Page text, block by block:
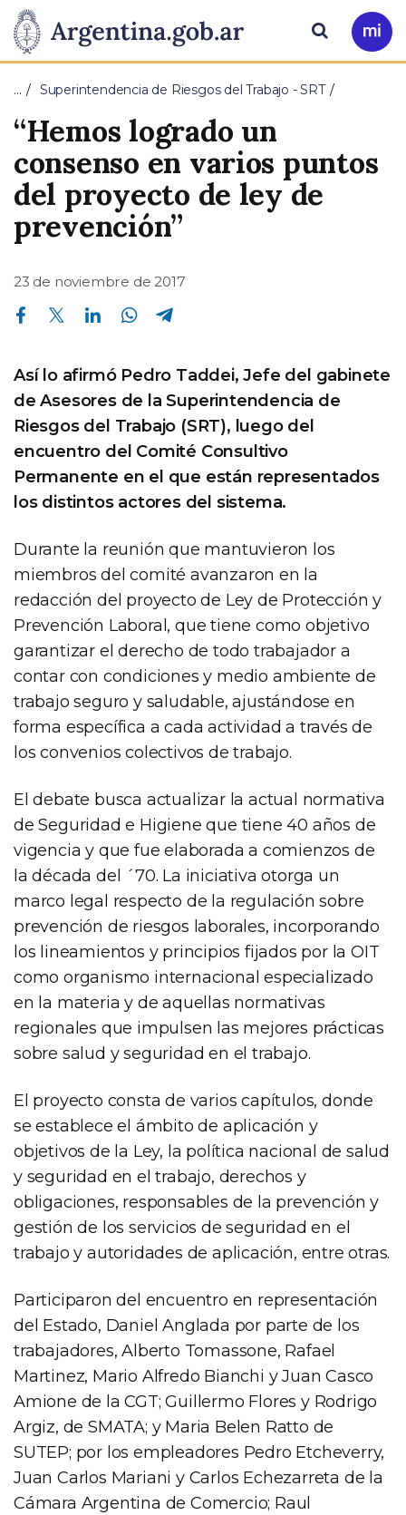
Presidencia
de
la
Nación
Pasar al contenido principal
Ir
a
Buscar
… Superintendencia de Riesgos del Trabajo - SRT
“Hemos logrado un
consenso en varios puntos
del proyecto de ley de
prevención”
23 de noviembre de 2017
Compartir en Facebook Compartir en Twitter Compartir en Linkedin Compartir en Whatsapp
Así lo afirmó Pedro Taddei, Jefe del gabinete
de Asesores de la Superintendencia de
Riesgos del Trabajo (SRT), luego del
encuentro del Comité Consultivo
Permanente en el que están representados
los distintos actores del sistema.
Durante la reunión que mantuvieron los
miembros del comité avanzaron en la
redacción del proyecto de Ley de Protección y
Prevención Laboral, que tiene como objetivo
garantizar el derecho de todo trabajador a
contar con condiciones y medio ambiente de
trabajo seguro y saludable, ajustándose en
forma específica a cada actividad a través de
los convenios colectivos de trabajo.
El debate busca actualizar la actual normativa
de Seguridad e Higiene que tiene 40 años de
vigencia y que fue elaborada a comienzos de
la década del ´70. La iniciativa otorga un
marco legal respecto de la regulación sobre
prevención de riesgos laborales, incorporando
los lineamientos y principios fijados por la OIT
como organismo internacional especializado
en la materia y de aquellas normativas
regionales que impulsen las mejores prácticas
sobre salud y seguridad en el trabajo.
El proyecto consta de varios capítulos, donde
se establece el ámbito de aplicación y
objetivos de la Ley, la política nacional de salud
y seguridad en el trabajo, derechos y
obligaciones, responsables de la prevención y
gestión de los servicios de seguridad en el
trabajo y autoridades de aplicación, entre otras.
Participaron del encuentro en representación
del Estado, Daniel Anglada por parte de los
trabajadores, Alberto Tomassone, Rafael
Martinez, Mario Alfredo Bianchi y Juan Casco
Amione de la CGT; Guillermo Flores y Rodrigo
Argiz, de SMATA; y Maria Belen Ratto de
SUTEP; por los empleadores Pedro Etcheverry,
Juan Carlos Mariani y Carlos Echezarreta de la
Cámara Argentina de Comercio; Raul